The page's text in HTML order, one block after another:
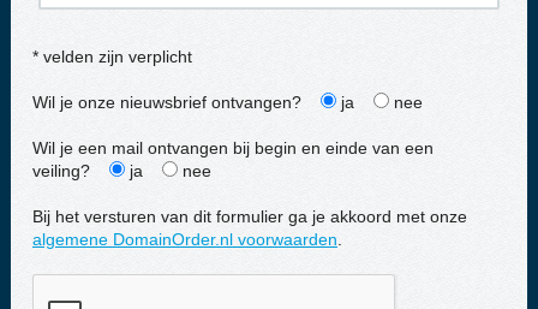
* velden zijn verplicht
Wil je onze nieuwsbrief ontvangen? ja nee
Wil je een mail ontvangen bij begin en einde van een
veiling?
ja nee
Bij het versturen van dit formulier ga je akkoord met onze
algemene DomainOrder.nl voorwaarden